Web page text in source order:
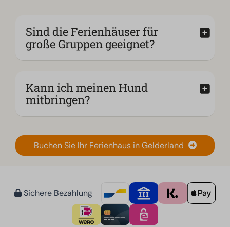
Sind die Ferienhäuser für
große Gruppen geeignet?
Kann ich meinen Hund
mitbringen?
Buchen Sie Ihr Ferienhaus in Gelderland
Sichere Bezahlung